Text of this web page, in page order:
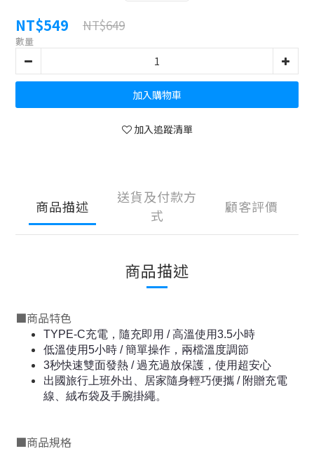
NT$549 NT$649
數量
加入購物車
加入追蹤清單
商品描述
送貨及付款方
式
顧客評價
商品描述
■商品特色
TYPE-C充電，隨充即用 / 高溫使用3.5小時
低溫使用5小時 / 簡單操作，兩檔溫度調節
3秒快速雙面發熱 / 過充過放保護，使用超安心
出國旅行上班外出、居家隨身輕巧便攜 / 附贈充電
線、絨布袋及手腕掛繩。
■商品規格